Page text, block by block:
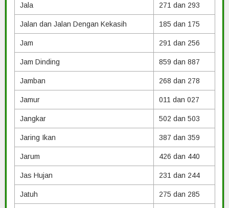
Jala 271 dan 293
Jalan dan Jalan Dengan Kekasih 185 dan 175
Jam 291 dan 256
Jam Dinding 859 dan 887
Jamban 268 dan 278
Jamur 011 dan 027
Jangkar 502 dan 503
Jaring Ikan 387 dan 359
Jarum 426 dan 440
Jas Hujan 231 dan 244
Jatuh 275 dan 285